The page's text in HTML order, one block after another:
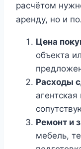
расчётом
аренду, но и
Цена
объекта
Расходы
Ремонт и
мебель,